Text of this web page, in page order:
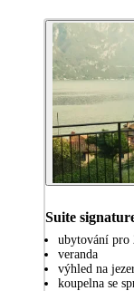
Suite
ubytování pro
veranda
výhled na
koupelna se